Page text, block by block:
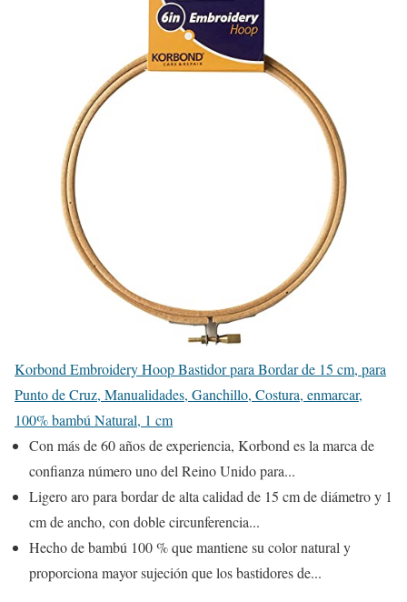
Korbond Embroidery Hoop Bastidor para Bordar de 15 cm, para
Punto de Cruz, Manualidades, Ganchillo, Costura, enmarcar,
100% bambú Natural, 1 cm
Con más de 60 años de experiencia, Korbond es la marca de
confianza número uno del Reino Unido para...
Ligero aro para bordar de alta calidad de 15 cm de diámetro y 1
cm de ancho, con doble circunferencia...
Hecho de bambú 100 % que mantiene su color natural y
proporciona mayor sujeción que los bastidores de...